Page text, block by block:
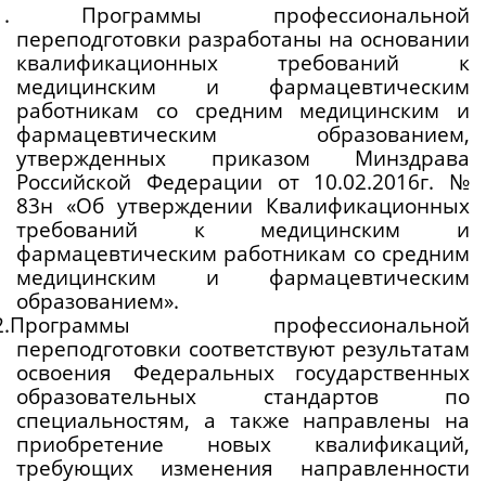
Программы профессиональной
переподготовки разработаны на основании
квалификационных требований к
медицинским и фармацевтическим
работникам со средним медицинским и
фармацевтическим образованием,
утвержденных приказом Минздрава
Российской Федерации от 10.02.2016г. №
83н «Об утверждении Квалификационных
требований к медицинским и
фармацевтическим работникам со средним
медицинским и фармацевтическим
образованием».
профессиональной
переподготовки соответствуют результатам
освоения Федеральных государственных
образовательных стандартов по
специальностям, а также направлены на
приобретение новых квалификаций,
требующих изменения направленности